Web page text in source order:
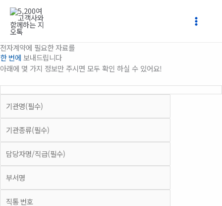
건
너
기
전자계약에 필요한 자료를
한 번에 보내드립니다
아래에 몇 가지 정보만 주시면 모두 확인 하실 수 있어요!